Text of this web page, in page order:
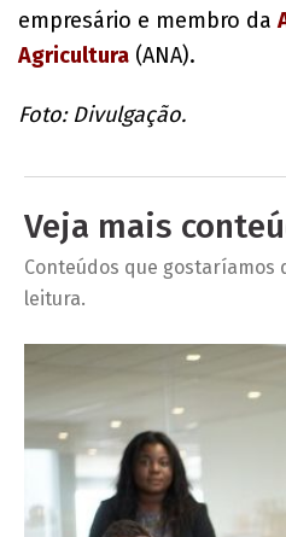
empresário e membro da
Agricultura (ANA).
Foto: Divulgação.
Veja mais
Conteúdos que gostaríamos
leitura.